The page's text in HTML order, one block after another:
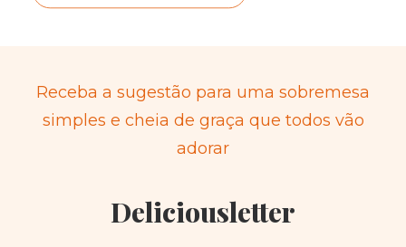
Receba a sugestão para uma sobremesa
simples e cheia de graça que todos vão
adorar
Deliciousletter